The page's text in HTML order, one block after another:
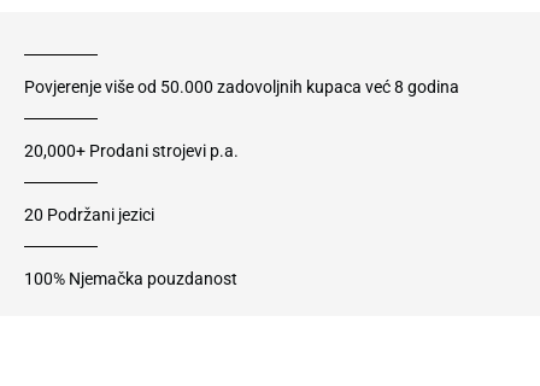
Povjerenje više od 50.000 zadovoljnih kupaca već 8 godina
20,000+ Prodani strojevi p.a.
20 Podržani jezici
100% Njemačka pouzdanost